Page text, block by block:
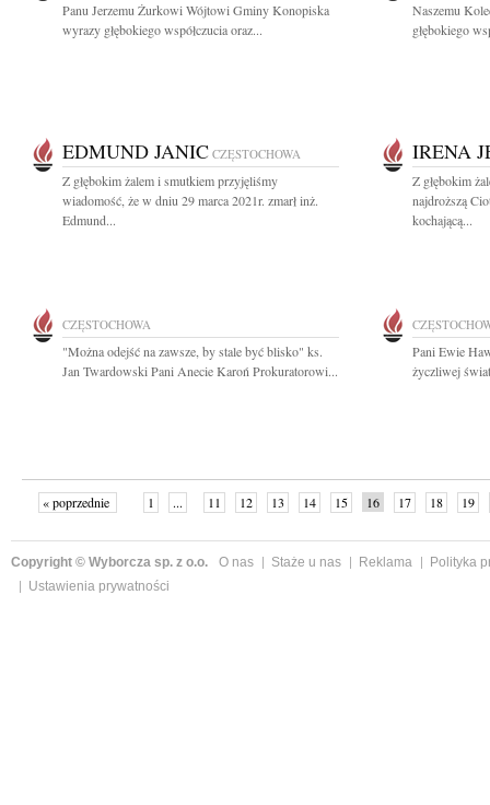
Panu Jerzemu Żurkowi Wójtowi Gminy Konopiska
wyrazy głębokiego współczucia oraz...
Naszemu
głębokiego
EDMUND JANIC CZĘSTOCHOWA
Z głębokim żalem i smutkiem przyjęliśmy
wiadomość, że w dniu 29 marca 2021r. zmarł inż.
Edmund...
IRENA
Z głębokim
najdroższą
kochającą...
CZĘSTOCHOWA
"Można odejść na zawsze, by stale być blisko" ks.
Jan Twardowski Pani Anecie Karoń Prokuratorowi...
Pani Ewie
życzliwej
« poprzednie 1 ... 11 12 13 14 15 16 17 18
19
Copyright © Wyborcza sp. z o.o. O nas Staże u nas Reklama
Polityka
Ustawienia prywatności